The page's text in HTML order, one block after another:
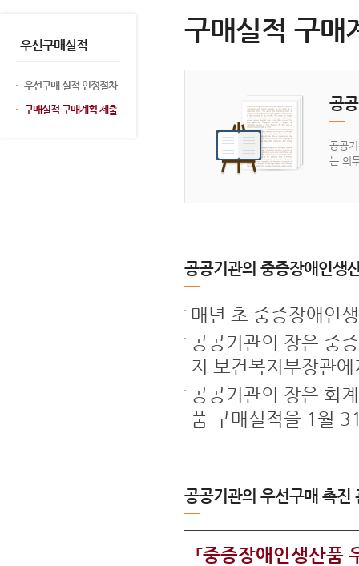
우선구매실적
우선구매 실적 인정절차
구매실적 구매계획 제출
구매실적 구매
공
공공
는 의
공공기관의 중증장애인생
매년 초 중증장애인
공공기관의 장은 중
지 보건복지부장관
공공기관의 장은 회
품 구매실적을 1월
공공기관의 우선구매 촉진
「중증장애인생산품